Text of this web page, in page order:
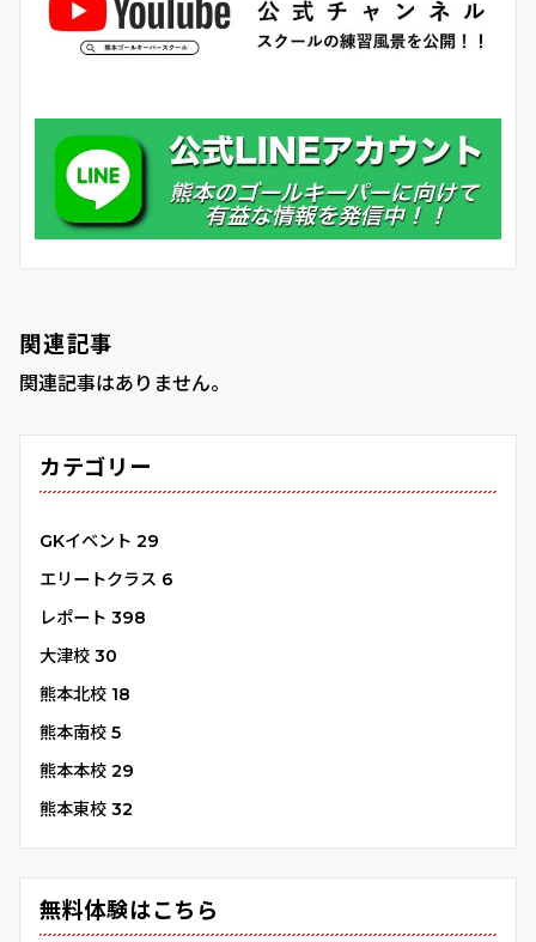
関連記事
関連記事はありません。
カテゴリー
GKイベント 29
エリートクラス 6
レポート 398
大津校 30
熊本北校 18
熊本南校 5
熊本本校 29
熊本東校 32
無料体験はこちら